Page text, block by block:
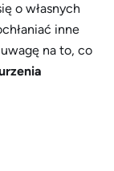
o własnych
inne
na to, co